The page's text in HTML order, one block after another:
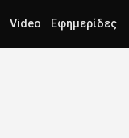
Video Εφημερίδες